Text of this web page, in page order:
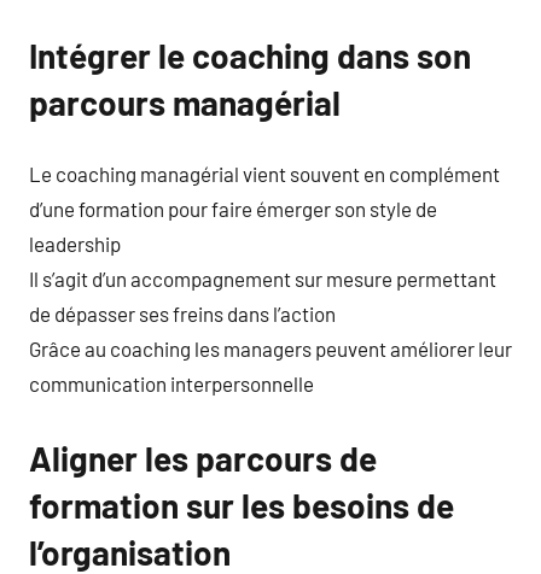
Intégrer le coaching dans son
parcours managérial
Le coaching managérial vient souvent en complément
d’une formation pour faire émerger son style de
leadership
Il s’agit d’un accompagnement sur mesure permettant
de dépasser ses freins dans l’action
Grâce au coaching les managers peuvent améliorer leur
communication interpersonnelle
Aligner les parcours de
formation sur les besoins de
l’organisation